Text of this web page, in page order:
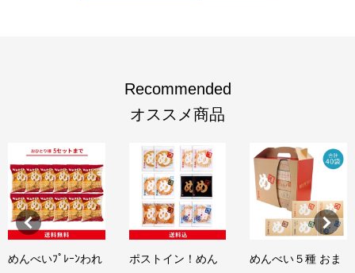
Recommended
オススメ商品
めんべいﾌﾟﾚｰﾝわれ
ポストイン！めん
めんべい５種 おま